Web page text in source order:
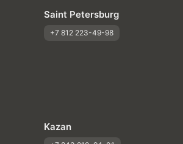
Saint Petersburg
+7 812 223-49-98
Kazan